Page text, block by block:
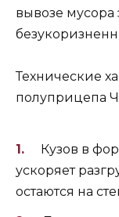
вывозе мусора
Технические
полуприцепа
Кузов в
ускоряет
остаются на